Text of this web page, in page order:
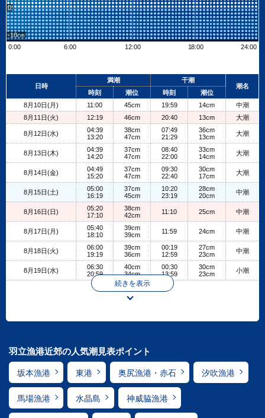
0
-10
0:00
6:00 12:00 18:00 24:00
+
日時
満潮
干潮
潮名
時刻
潮位 時刻
潮位
8月10日(月)
11:00 45cm 19:59 14cm
中潮
8月11日(火)
12:19 46cm 20:40 13cm 大潮
8月12日(水)
04:39
13:20
38cm
47cm
07:49
21:29
36cm
13cm
大潮
8月13日(木)
04:39
14:20
37cm
47cm
08:40
22:00
33cm
14cm
大潮
8月14日(金)
04:49
15:20
37cm
47cm
09:30
22:40
30cm
17cm
大潮
8月15日(土)
05:00
16:19
37cm
45cm
10:20
23:19
28cm
20cm
中潮
8月16日(日)
05:20
17:10
38cm
42cm
11:10 25cm 中潮
8月17日(月)
05:40
18:10
39cm
39cm
11:59 24cm 中潮
8月18日(火)
06:00
19:19
39cm
36cm
00:19
12:59
27cm
23cm
中潮
8月19日(水)
06:30
20:59
40cm
34cm
00:30
13:59
30cm
23cm
小潮
続きを表示
羽立漁港近郊の人気潮見表ポイント
坂本漁港 東港 奥尻漁港・赤石 汐吹漁港
馬場漁港 水晶島 神威脇漁港